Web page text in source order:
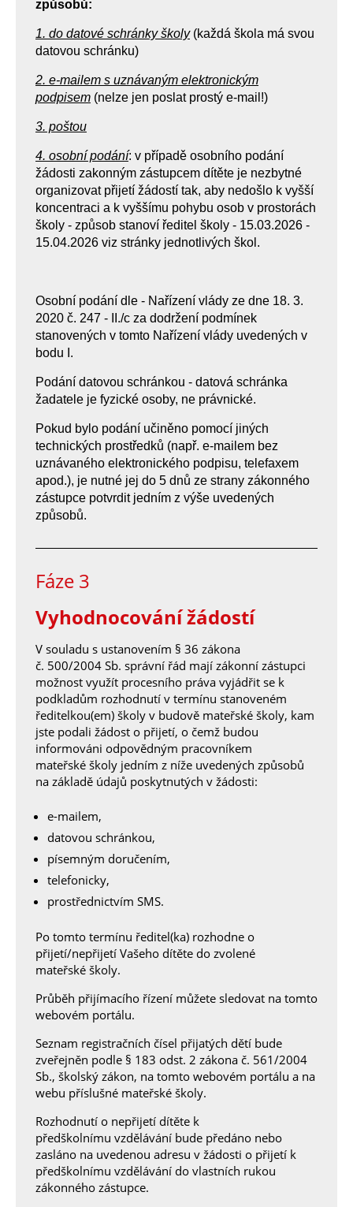
způsobů:
1. do datové schránky školy(každá škola má svou
datovou schránku)
2. e-mailem s uznávaným elektronickým
podpisem (nelze jen poslat prostý e-mail!)
3. poštou
4. osobní podání: v případě osobního podání
žádosti zakonným zástupcem dítěte je nezbytné
organizovat přijetí žádostí tak, aby nedošlo k vyšší
koncentraci a k vyššímu pohybu osob v prostorách
školy - způsob stanoví ředitel školy - 15.03.2026 -
15.04.2026 viz stránky jednotlivých škol.
Osobní podání dle - Nařízení vlády ze dne 18. 3.
2020 č. 247 - II./c za dodržení podmínek
stanovených v tomto Nařízení vlády uvedených v
bodu I.
Podání datovou schránkou - datová schránka
žadatele je fyzické osoby, ne právnické.
Pokud bylo podání učiněno pomocí jiných
technických prostředků (např. e-mailem bez
uznávaného elektronického podpisu, telefaxem
apod.), je nutné jej do 5 dnů ze strany zákonného
zástupce potvrdit jedním z výše uvedených
způsobů.
Fáze 3
Vyhodnocování žádostí
V souladu s ustanovením § 36 zákona
č. 500/2004 Sb. správní řád mají zákonní zástupci
možnost využít procesního práva vyjádřit se k
podkladům rozhodnutí v termínu stanoveném
ředitelkou(em) školy v budově mateřské školy, kam
jste podali žádost o přijetí, o čemž budou
informováni odpovědným pracovníkem
mateřské školy jedním z níže uvedených způsobů
na základě údajů poskytnutých v žádosti:
e-mailem,
datovou schránkou,
písemným doručením,
telefonicky,
prostřednictvím SMS.
Po tomto termínu ředitel(ka) rozhodne o
přijetí/nepřijetí Vašeho dítěte do zvolené
mateřské školy.
Průběh přijímacího řízení můžete sledovat na tomto
webovém portálu.
Seznam registračních čísel přijatých dětí bude
zveřejněn podle § 183 odst. 2 zákona č. 561/2004
Sb., školský zákon, na tomto webovém portálu a na
webu příslušné mateřské školy.
Rozhodnutí o nepřijetí dítěte k
předškolnímu vzdělávání bude předáno nebo
zasláno na uvedenou adresu v žádosti o přijetí k
předškolnímu vzdělávání do vlastních rukou
zákonného zástupce.